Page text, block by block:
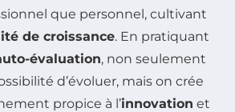
que personnel, cultivant
de croissance. En pratiquant
évaluation, non seulement
d’évoluer, mais on crée
propice à l’innovation et